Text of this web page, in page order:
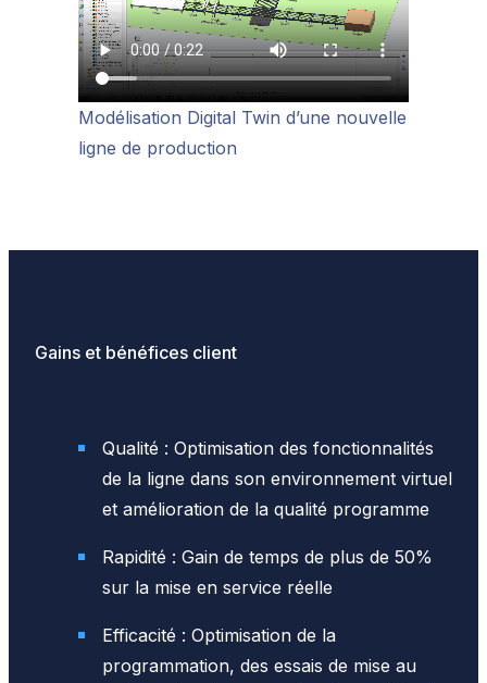
Modélisation Digital Twin d’une nouvelle
ligne de production
Gains et bénéfices client
Qualité : Optimisation des fonctionnalités
de la ligne dans son environnement virtuel
et amélioration de la qualité programme
Rapidité : Gain de temps de plus de 50%
sur la mise en service réelle
Efficacité : Optimisation de la
programmation, des essais de mise au